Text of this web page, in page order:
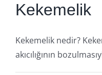
Kekemelik
Kekemelik nedir?
akıcılığının